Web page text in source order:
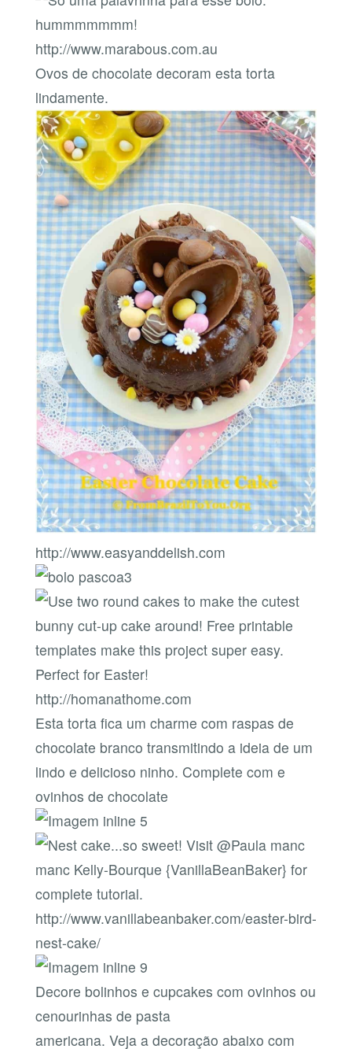
http://www.marabous.com.au
Ovos de chocolate decoram esta torta
lindamente.
http://www.easyanddelish.com
http://homanathome.com
Esta torta fica um charme com raspas de
chocolate branco transmitindo a ideia de um
lindo e delicioso ninho. Complete com e
ovinhos de chocolate
http://www.vanillabeanbaker.com/easter-bird-
nest-cake/
Decore bolinhos e cupcakes com ovinhos ou
cenourinhas de pasta
americana. Veja a decoração abaixo com